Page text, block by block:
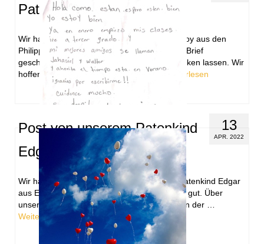
Patenkinder
Wir haben unseren beiden Patenkindern Majoy aus den
Philippinen und Edgar aus El Salvador einen Brief
geschrieben und jeweils ein Bleistift-Set schicken lassen. Wir
hoffen Majoy und Edgar freuen sich …
Weiterlesen
13
APR. 2022
Post von unserem Patenkind
Edgar
Wir haben einen neuen Brief von unserem Patenkind Edgar
aus El Salvador erhalten. Edgar geht es sehr gut. Über
unseren Brief hat er sich sehr gefreut. Er ist in der …
Weiterlesen